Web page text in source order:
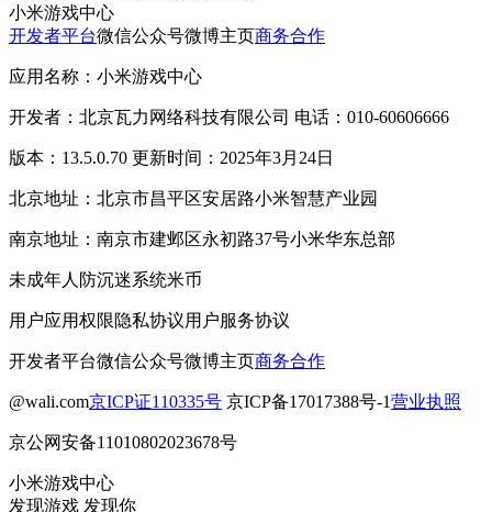
小米游戏中心
开发者平台微信公众号微博主页商务合作
应用名称：小米游戏中心
开发者：北京瓦力网络科技有限公司 电话：010-60606666
版本：13.5.0.70 更新时间：2025年3月24日
北京地址：北京市昌平区安居路小米智慧产业园
南京地址：南京市建邺区永初路37号小米华东总部
未成年人防沉迷系统米币
用户应用权限隐私协议用户服务协议
开发者平台微信公众号微博主页商务合作
@wali.com京ICP证110335号 京ICP备17017388号-1营业执照
京公网安备11010802023678号
小米游戏中心
发现游戏 发现你